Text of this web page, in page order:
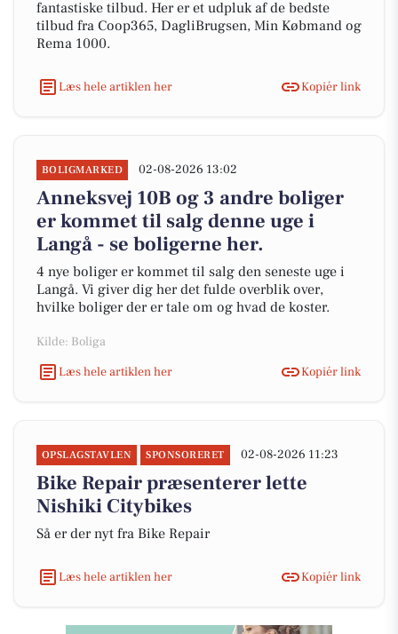
fantastiske tilbud. Her er et udpluk af de bedste
tilbud fra Coop365, DagliBrugsen, Min Købmand og
Rema 1000.
Læs hele artiklen her Kopiér link
BOLIGMARKED 02-08-2026 13:02
Anneksvej 10B og 3 andre boliger
er kommet til salg denne uge i
Langå - se boligerne her.
4 nye boliger er kommet til salg den seneste uge i
Langå. Vi giver dig her det fulde overblik over,
hvilke boliger der er tale om og hvad de koster.
Kilde: Boliga
Læs hele artiklen her
Kopiér link
OPSLAGSTAVLEN SPONSORERET 02-08-2026 11:23
Bike Repair præsenterer lette
Nishiki Citybikes
Så er der nyt fra Bike Repair
Læs hele artiklen her Kopiér link